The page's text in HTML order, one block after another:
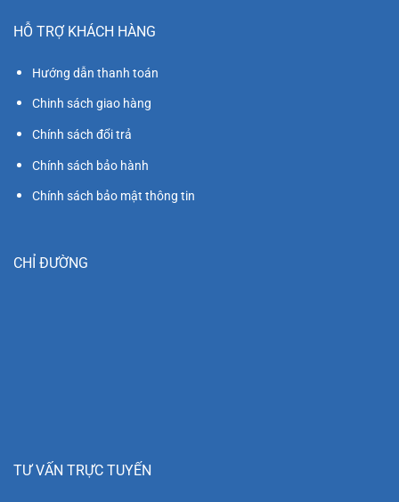
HỖ TRỢ KHÁCH HÀNG
Hướng dẫn thanh toán
Chinh sách giao hàng
Chính sách đổi trả
Chính sách bảo hành
Chính sách bảo mật thông tin
CHỈ ĐƯỜNG
TƯ VẤN TRỰC TUYẾN